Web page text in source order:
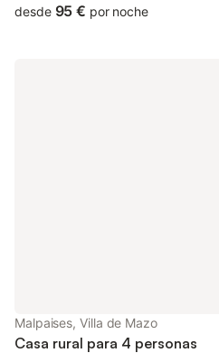
parking.
desde 95 € por noche
Malpaises, Villa de Mazo
Casa rural para 4 personas